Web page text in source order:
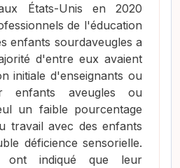
États-Unis en 2020
de l'éducation
enfants sourdaveugles a
d'entre eux avaient
initiale d'enseignants ou
enfants aveugles ou
un faible pourcentage
travail avec des enfants
déficience sensorielle.
ont indiqué que leur